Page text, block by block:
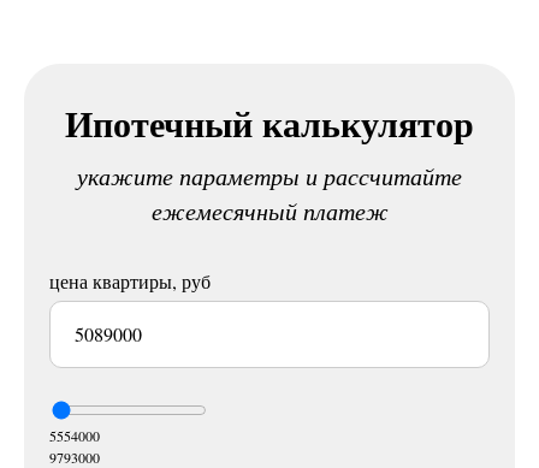
Ипотечный калькулятор
укажите параметры и рассчитайте
ежемесячный платеж
цена квартиры, руб
5554000
9793000